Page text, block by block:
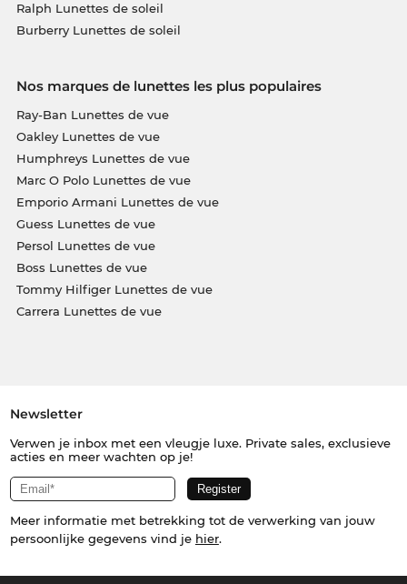
Ralph Lunettes de soleil
Burberry Lunettes de soleil
Nos marques de lunettes les plus populaires
Ray-Ban Lunettes de vue
Oakley Lunettes de vue
Humphreys Lunettes de vue
Marc O Polo Lunettes de vue
Emporio Armani Lunettes de vue
Guess Lunettes de vue
Persol Lunettes de vue
Boss Lunettes de vue
Tommy Hilfiger Lunettes de vue
Carrera Lunettes de vue
Newsletter
Verwen je inbox met een vleugje luxe. Private sales, exclusieve
acties en meer wachten op je!
Meer informatie met betrekking tot de verwerking van jouw
persoonlijke gegevens vind je hier.